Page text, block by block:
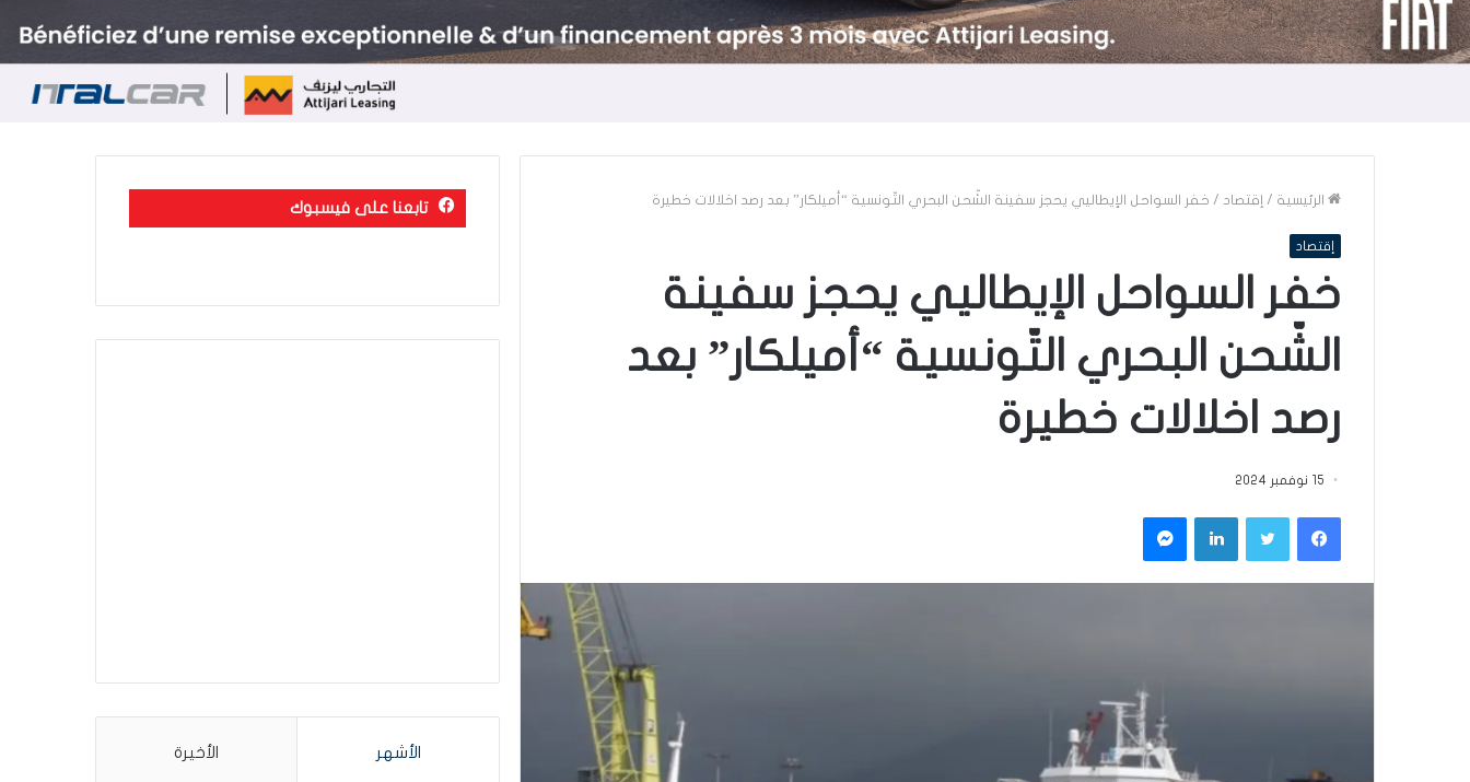
الرئيسية / إقتصاد / خفر السواحل الإيطاليي يحجز سفينة الشّحن البحري التّونسية “أميلكار” بعد رصد اخلالات خطيرة
إقتصاد
خفر السواحل الإيطاليي يحجز سفينة
الشّحن البحري التّونسية “أميلكار” بعد
رصد اخلالات خطيرة
15 نوفمبر 2024
فيسبوكتويتر لينكدإن ماسنجر
تابعنا على فيسبوك
الأشهر الأخيرة